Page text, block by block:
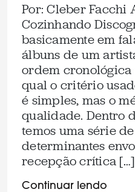
Por: Cleber Facchi
Cozinhando
basicamente em
álbuns de um
ordem cronológica
qual o critério
é simples, mas o
qualidade. Dentro
temos uma série
determinantes
recepção crítica […]
Continuar lendo